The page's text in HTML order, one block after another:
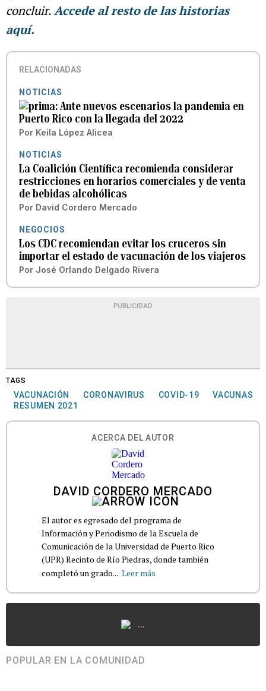
concluir.Accede al resto de las historias
aquí.
RELACIONADAS
NOTICIAS
Ante nuevos escenarios la pandemia en
Puerto Rico con la llegada del 2022
Por Keila López Alicea
NOTICIAS
La Coalición Científica recomienda considerar
restricciones en horarios comerciales y de venta
de bebidas alcohólicas
Por David Cordero Mercado
NEGOCIOS
Los CDC recomiendan evitar los cruceros sin
importar el estado de vacunación de los viajeros
Por José Orlando Delgado Rivera
PUBLICIDAD
TAGS
VACUNACIÓN CORONAVIRUS COVID-19
VACUNAS
RESUMEN 2021
ACERCA DEL AUTOR
DAVID CORDERO MERCADO
El autor es egresado del programa de
Información y Periodismo de la Escuela de
Comunicación de la Universidad de Puerto Rico
(UPR) Recinto de Río Piedras, donde también
completó un grado... Leer más
...
POPULAR EN LA COMUNIDAD